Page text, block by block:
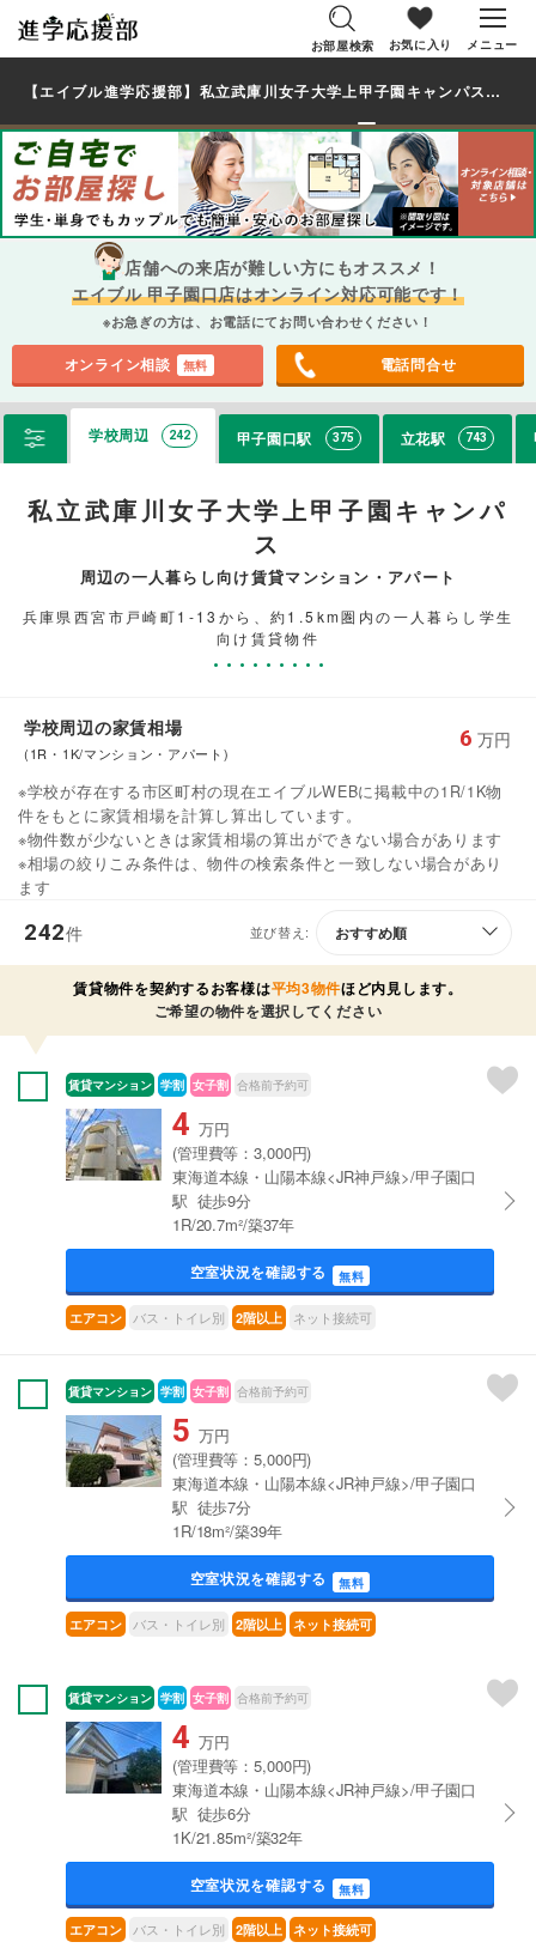
お部屋検索 お気に入り メニュー
【エイブル進学応援部】私立武庫川女子大学上甲子園キャンパス（兵庫県）の学生・大学生に人気の駅・エリアから、一人暮らし向け賃貸マンション・アパートのお部屋を探す
店舗への来店が難しい方にもオススメ！
エイブル 甲子園口店はオンライン対応可能です！
※お急ぎの方は、お電話にてお問い合わせください！
オンライン相談 無料 電話問合せ
学校周辺 242 甲子園口駅 375 立花駅 743
私立武庫川女子大学上甲子園キャンパ
ス
周辺の一人暮らし向け賃貸マンション・アパート
兵庫県西宮市戸崎町1-13から、約1.5km圏内の一人暮らし学生
向け賃貸物件
学校周辺の家賃相場
(1R・1K/マンション・アパート)
6 万円
※学校が存在する市区町村の現在エイブルWEBに掲載中の1R/1K物
件をもとに家賃相場を計算し算出しています。
※物件数が少ないときは家賃相場の算出ができない場合があります
※相場の絞りこみ条件は、物件の検索条件と一致しない場合があり
ます
242件 並び替え:
賃貸物件を契約するお客様は平均3物件ほど内見します。
ご希望の物件を選択してください
賃貸マンション 学割 女子割 合格前予約可
4 万円
(管理費等：3,000円)
東海道本線・山陽本線<JR神戸線>/甲子園口
駅 徒歩9分
1R/20.7m²/築37年
空室状況を確認する 無料
エアコン バス・トイレ別 2階以上 ネット接続可
賃貸マンション 学割 女子割 合格前予約可
5 万円
(管理費等：5,000円)
東海道本線・山陽本線<JR神戸線>/甲子園口
駅 徒歩7分
1R/18m²/築39年
空室状況を確認する 無料
エアコン バス・トイレ別 2階以上 ネット接続可
賃貸マンション 学割 女子割 合格前予約可
4 万円
(管理費等：5,000円)
東海道本線・山陽本線<JR神戸線>/甲子園口
駅 徒歩6分
1K/21.85m²/築32年
空室状況を確認する 無料
エアコン バス・トイレ別 2階以上 ネット接続可